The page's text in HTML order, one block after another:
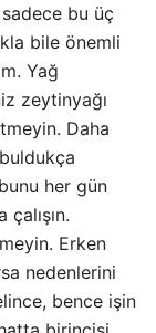
bu üç
bile önemli
Yağ
zeytinyağı
Daha
her gün
Erken
nedenlerini
bence işin